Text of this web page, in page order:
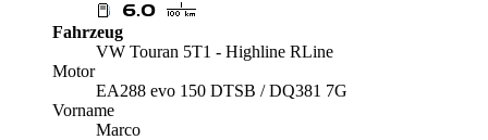
Fahrzeug
VW Touran 5T1 - Highline RLine
Motor
EA288 evo 150 DTSB / DQ381 7G
Vorname
Marco